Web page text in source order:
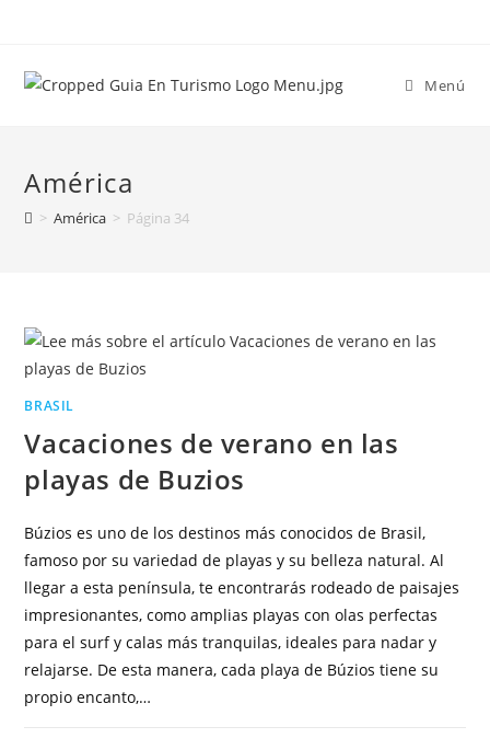
Menú
América
> América > Página 34
BRASIL
Vacaciones de verano en las
playas de Buzios
Búzios es uno de los destinos más conocidos de Brasil,
famoso por su variedad de playas y su belleza natural. Al
llegar a esta península, te encontrarás rodeado de paisajes
impresionantes, como amplias playas con olas perfectas
para el surf y calas más tranquilas, ideales para nadar y
relajarse. De esta manera, cada playa de Búzios tiene su
propio encanto,…